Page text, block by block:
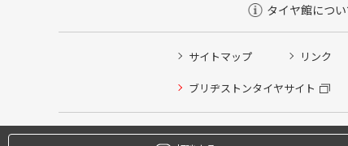
タイヤ館につい
サイトマップ リンク
ブリヂストンタイヤサイト
タイヤ点検・安全点検/タイヤ履き替え/オイル交換/そ
クローク契約会員専用タイヤ履き替え※タイヤ履き
本日のタイヤ履き替え順番待ち予約 ※クローク契約会